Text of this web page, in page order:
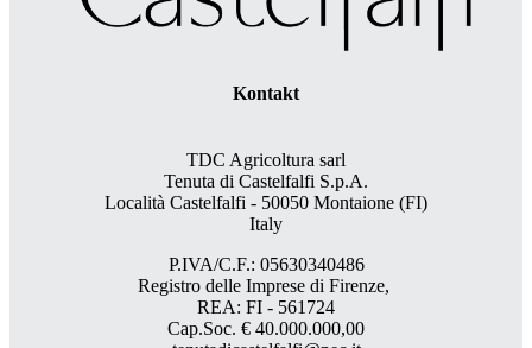
Kontakt
TDC Agricoltura sarl
Tenuta di Castelfalfi S.p.A.
Località Castelfalfi - 50050 Montaione (FI)
Italy
P.IVA/C.F.: 05630340486
Registro delle Imprese di Firenze,
REA: FI - 561724
Cap.Soc. € 40.000.000,00